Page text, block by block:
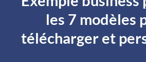
les 7 modèles
télécharger et